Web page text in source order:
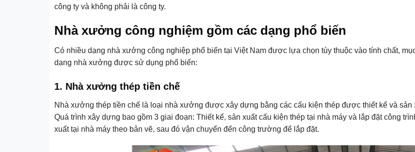
công ty và không phải là công ty.
Nhà xưởng công nghiệm gồm các dạng phổ biến
Có nhiều dạng nhà xưởng công nghiệp phổ biến tại Việt Nam được lựa chọn tùy thuộc vào tính chất,
dạng nhà xưởng được sử dụng phổ biến:
1. Nhà xưởng thép tiền chế
Nhà xưởng thép tiền chế là loại nhà xưởng được xây dựng bằng các cấu kiện thép được thiết kế và sản
Quá trình xây dựng bao gồm 3 giai đoạn: Thiết kế, sản xuất cấu kiện thép tại nhà máy và lắp đặt công
xuất tại nhà máy theo bản vẽ, sau đó vận chuyển đến công trường để lắp đặt.